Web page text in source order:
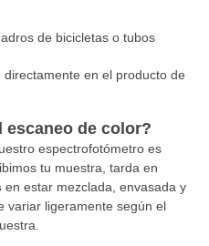
de bicicletas o tubos
en el producto de
escaneo de color?
espectrofotómetro es
tu muestra, tarda en
en estar mezclada, envasada y
variar ligeramente según el